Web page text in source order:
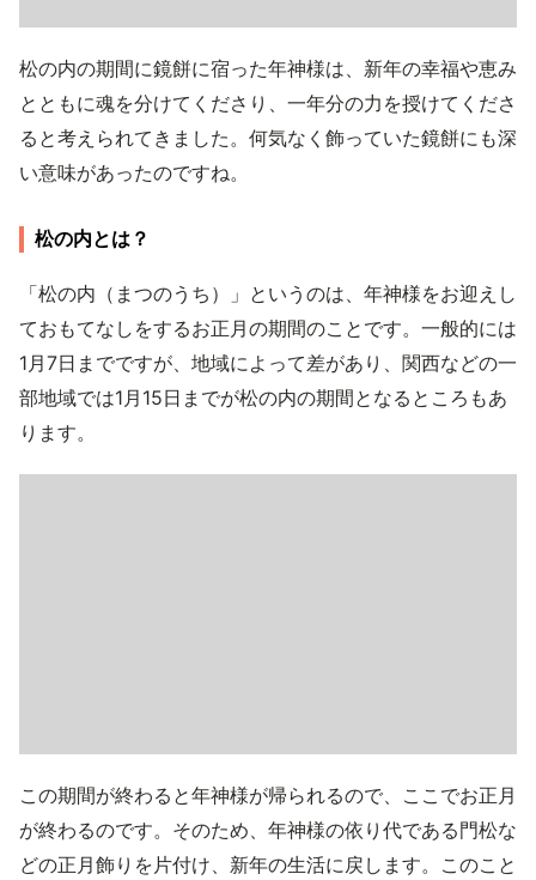
松の内の期間に鏡餅に宿った年神様は、新年の幸福や恵み
とともに魂を分けてくださり、一年分の力を授けてくださ
ると考えられてきました。何気なく飾っていた鏡餅にも深
い意味があったのですね。
松の内とは？
「松の内（まつのうち）」というのは、年神様をお迎えし
ておもてなしをするお正月の期間のことです。一般的には
1月7日までですが、地域によって差があり、関西などの一
部地域では1月15日までが松の内の期間となるところもあ
ります。
この期間が終わると年神様が帰られるので、ここでお正月
が終わるのです。そのため、年神様の依り代である門松な
どの正月飾りを片付け、新年の生活に戻します。このこと